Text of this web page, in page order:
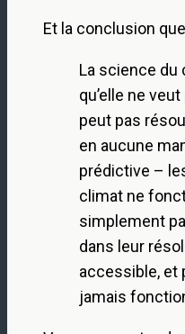
Et la conclusion
La science du
qu’elle ne
peut pas
en aucune
prédictive –
climat ne
simplement
dans leur
accessible, et
jamais